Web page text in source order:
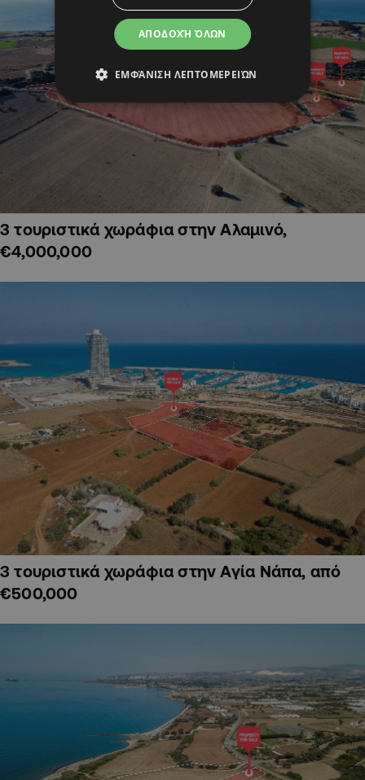
3 τουριστικά χωράφια στην Αλαμινό,
€4,000,000
3 τουριστικά χωράφια στην Αγία Νάπα, από
€500,000
ΑΠΟΔΟΧΉ ΌΛΩΝ
ΕΜΦΆΝΙΣΗ ΛΕΠΤΟΜΕΡΕΙΏΝ